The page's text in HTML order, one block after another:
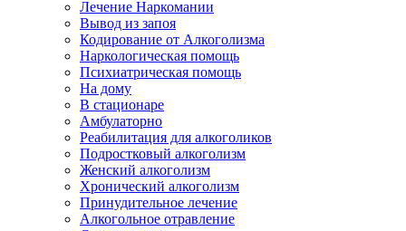
Лечение Наркомании
Вывод из запоя
Кодирование от Алкоголизма
Наркологическая помощь
Психиатрическая помощь
На дому
В стационаре
Амбулаторно
Реабилитация для алкоголиков
Подростковый алкоголизм
Женский алкоголизм
Хронический алкоголизм
Принудительное лечение
Алкогольное отравление